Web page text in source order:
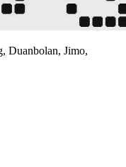
Duanbolan, Jimo,